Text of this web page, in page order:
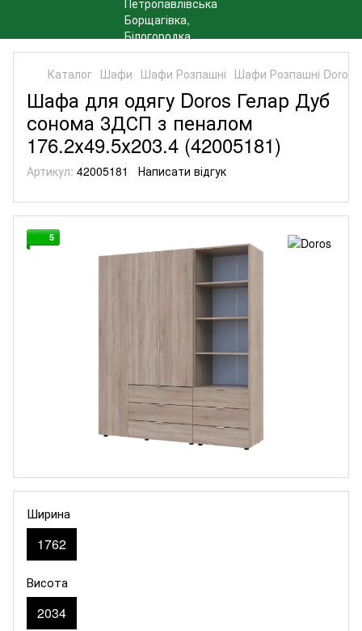
Каталог Шафи Шафи Розпашні Шафи Розпашні Doros
Шафа для одягу Doros Гелар Дуб
сонома 3ДСП з пеналом
176.2х49.5х203.4 (42005181)
Артикул: 42005181 Написати відгук
5
Ширина
1762
Висота
2034